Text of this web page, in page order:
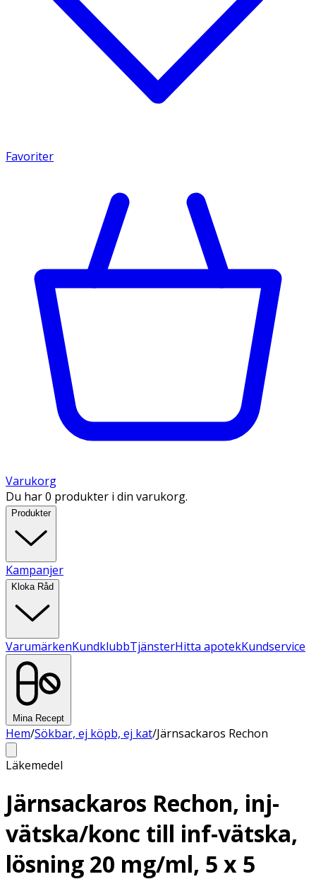
Favoriter
Varukorg
Du har 0 produkter i din varukorg.
Produkter
Kampanjer
Kloka Råd
VarumärkenKundklubbTjänsterHitta apotekKundservice
Mina Recept
Hem/Sökbar, ej köpb, ej kat/Järnsackaros Rechon
Läkemedel
Järnsackaros Rechon, inj-
vätska/konc till inf-vätska,
lösning 20 mg/ml, 5 x 5